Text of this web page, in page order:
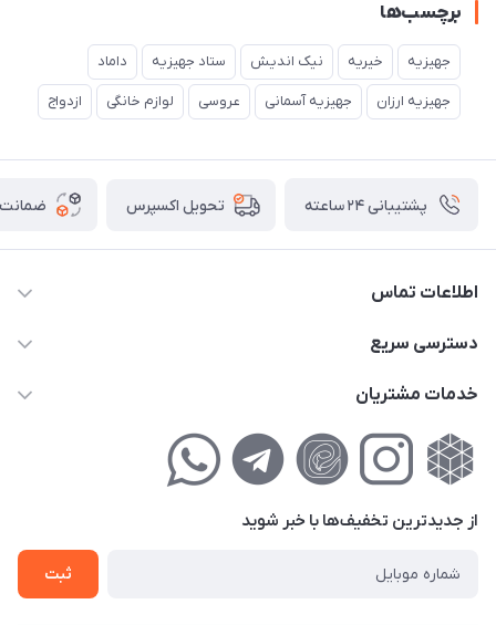
برچسب‌ها
جهیزیه خیریه نیک اندیش ستاد جهیزیه داماد
جهیزیه ارزان جهیزیه آسمانی عروسی لوازم خانگی ازدواج
پشتیبانی ۲۴ ساعته تحویل اکسپرس ضمانت
اطلاعات تماس
02177111474
کوچه گلریز 4 غربی ، پلاک 13
دسترسی سریع
حساب کاربری
لیست محصولات
خدمات مشتریان
راهنمای‌خرید‌آنلاین
حریم خصوصی
فروش‌اقساطی
از جدید‌ترین تخفیف‌ها با‌ خبر شوید
ثبت